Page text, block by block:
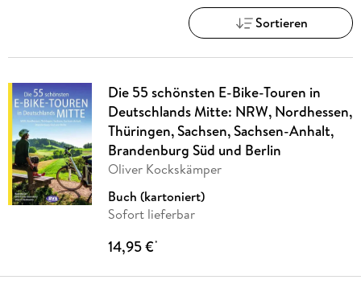
Sortieren
Die 55 schönsten E-Bike-Touren in
Deutschlands Mitte: NRW, Nordhessen,
Thüringen, Sachsen, Sachsen-Anhalt,
Brandenburg Süd und Berlin
Oliver Kockskämper
Buch (kartoniert)
Sofort lieferbar
14,95 €*